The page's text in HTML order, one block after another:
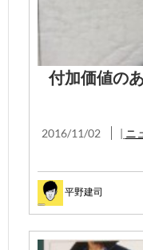
付加価値の
2016/11/02 | ニ
平野建司